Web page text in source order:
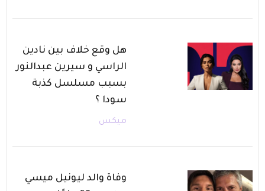
هل وقع خلاف بين نادين
الراسي و سيرين عبدالنور
بسبب مسلسل كذبة
سودا ؟
ميكس
وفاة والد ليونيل ميسي